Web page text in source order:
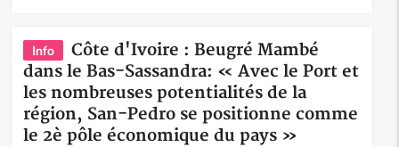
Info
Côte d'Ivoire : Beugré Mambé
dans le Bas-Sassandra: « Avec le Port et
les nombreuses potentialités de la
région, San-Pedro se positionne comme
le 2è pôle économique du pays »